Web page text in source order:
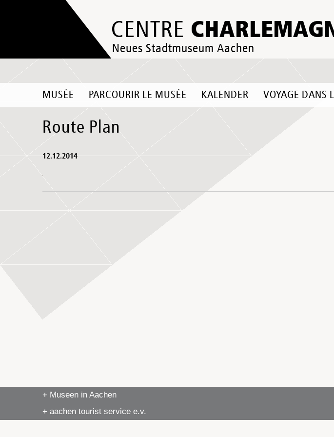
CENTRE
Neues Stadtmuseum Aachen
MUSÉE PARCOURIR LE MUSÉE KALENDER VOYAGE DANS
Route Plan
12.12.2014
+ Museen in Aachen
+ aachen tourist service e.v.